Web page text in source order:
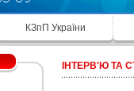
КЗпП України
ІНТЕРВ'Ю ТА